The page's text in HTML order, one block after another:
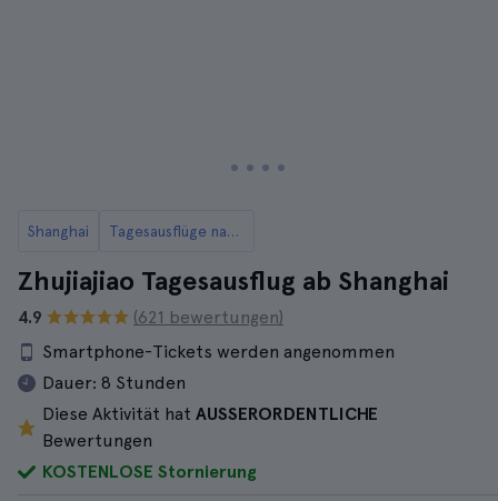
Shanghai Tagesausflüge nach Zhujiajiao von Shanghai
Zhujiajiao Tagesausflug ab Shanghai
4.9
(621 bewertungen)
Smartphone-Tickets werden angenommen
Dauer: 8 Stunden
Diese Aktivität hat AUSSERORDENTLICHE
Bewertungen
KOSTENLOSE Stornierung